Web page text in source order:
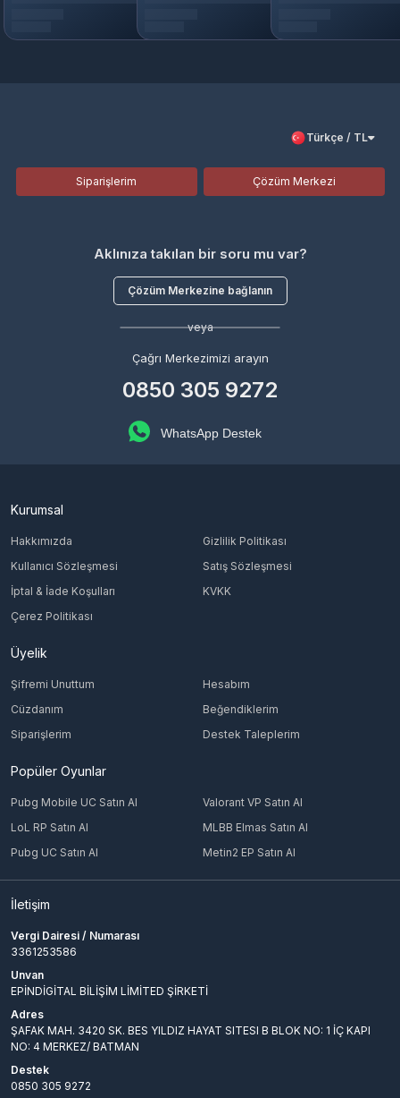
Türkçe / TL
Siparişlerim Çözüm Merkezi
Aklınıza takılan bir soru mu var?
Çözüm Merkezine bağlanın
veya
Çağrı Merkezimizi arayın
0850 305 9272
WhatsApp Destek
Kurumsal
Hakkımızda
Gizlilik Politikası
Kullanıcı Sözleşmesi
Satış Sözleşmesi
İptal & İade Koşulları
KVKK
Çerez Politikası
Üyelik
Şifremi Unuttum
Hesabım
Cüzdanım
Beğendiklerim
Siparişlerim
Destek Taleplerim
Popüler Oyunlar
Pubg Mobile UC Satın Al
Valorant VP Satın Al
LoL RP Satın Al
MLBB Elmas Satın Al
Pubg UC Satın Al
Metin2 EP Satın Al
İletişim
Vergi Dairesi / Numarası
3361253586
Unvan
EPİNDİGİTAL BİLİŞİM LİMİTED ŞİRKETİ
Adres
ŞAFAK MAH. 3420 SK. BES YILDIZ HAYAT SITESI B BLOK NO: 1 İÇ KAPI
NO: 4 MERKEZ/ BATMAN
Destek
0850 305 9272